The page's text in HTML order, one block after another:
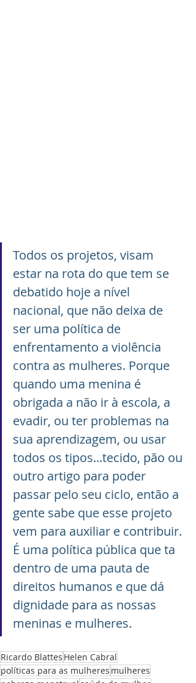
Todos os projetos, visam
estar na rota do que tem se
debatido hoje a nível
nacional, que não deixa de
ser uma política de
enfrentamento a violência
contra as mulheres. Porque
quando uma menina é
obrigada a não ir à escola, a
evadir, ou ter problemas na
sua aprendizagem, ou usar
todos os tipos...tecido, pão ou
outro artigo para poder
passar pelo seu ciclo, então a
gente sabe que esse projeto
vem para auxiliar e contribuir.
É uma política pública que ta
dentro de uma pauta de
direitos humanos e que dá
dignidade para as nossas
meninas e mulheres.
Ricardo Blattes Helen Cabral
políticas para as mulheres mulheres